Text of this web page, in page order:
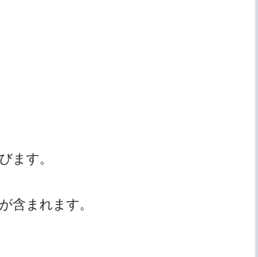
ます。
含まれます。